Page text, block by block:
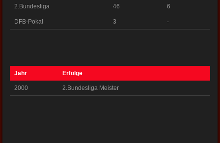
2.Bundesliga 46 6
DFB-Pokal 3 -
Jahr Erfolge
2000 2.Bundesliga Meister